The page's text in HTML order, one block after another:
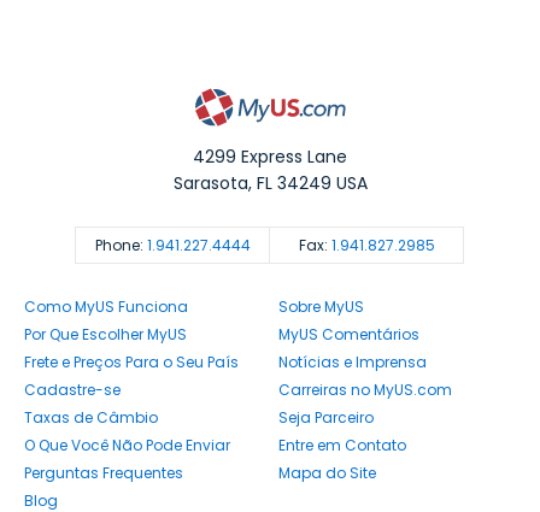
4299 Express Lane
Sarasota,FL 34249 USA
Phone: 1.941.227.4444 Fax: 1.941.827.2985
Como MyUS Funciona
Por Que Escolher MyUS
Frete e Preços Para o Seu País
Cadastre-se
Taxas de Câmbio
O Que Você Não Pode Enviar
Perguntas Frequentes
Blog
Sobre MyUS
MyUS Comentários
Notícias e Imprensa
Carreiras no MyUS.com
Seja Parceiro
Entre em Contato
Mapa do Site